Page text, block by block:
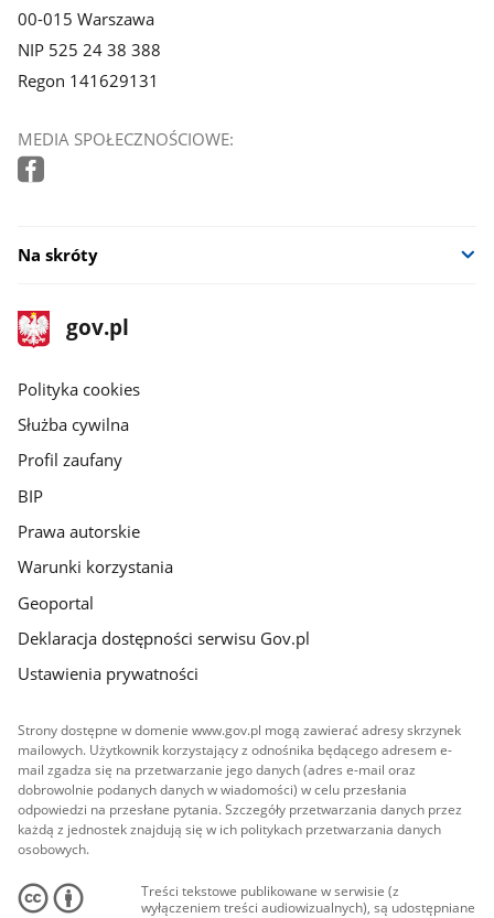
00-015 Warszawa
NIP 525 24 38 388
Regon 141629131
MEDIA SPOŁECZNOŚCIOWE:
Na skróty
stopka
gov.pl
Strona
gov.pl
gov.pl
Polityka cookies
Służba cywilna
Profil zaufany
BIP
Prawa autorskie
Warunki korzystania
Geoportal
Deklaracja dostępności serwisu Gov.pl
Ustawienia prywatności
Strony dostępne w domenie www.gov.pl mogą zawierać adresy skrzynek
mailowych. Użytkownik korzystający z odnośnika będącego adresem e-
mail zgadza się na przetwarzanie jego danych (adres e-mail oraz
dobrowolnie podanych danych w wiadomości) w celu przesłania
odpowiedzi na przesłane pytania. Szczegóły przetwarzania danych przez
każdą z jednostek znajdują się w ich politykach przetwarzania danych
osobowych.
Treści tekstowe publikowane w serwisie (z
wyłączeniem treści audiowizualnych), są udostępniane